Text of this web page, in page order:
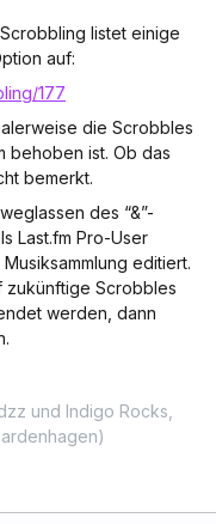
listet einige
auf:
177
die Scrobbles
behoben ist. Ob das
bemerkt.
des “&”-
Last.fm Pro-User
editiert.
zukünftige Scrobbles
werden, dann
und Indigo Rocks,